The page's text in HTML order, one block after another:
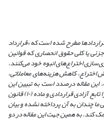
مطرح‌ شده است که «قرارداد
یا کلی حقوق انحصاری که قوانین
طرح‌های صنعتی و علائم تجاری مصوب ۱۳۸۶)، اقدام به اداره و یا تجاری‌سازی اختراع‌های انبوه خود می‌کنند.
کاهش هزینه‌های معاملاتی،
مقاله درصدد است به تبیین این
موضوع بپردازد. سؤال اصلی این است که مفهوم و اوصاف این توافقات چیست؟ و با مفاهیم ظاهراً مشابه چه ارتباطی دارد؟ به‌طورکلی می‌توان آن را تابع آزادی قراردادی و ماده (۱۰) قانون
ما چندان به آن پرداخته نشده و بیان
کند. به همین جهت این مقاله در دو